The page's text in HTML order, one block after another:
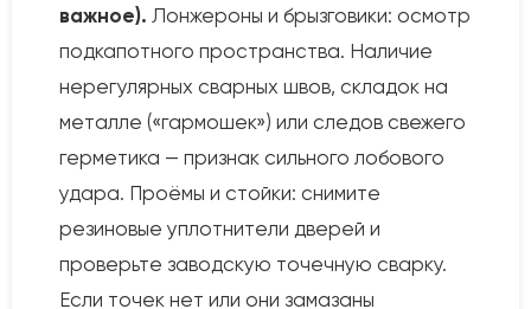
важное). Лонжероны и брызговики: осмотр
подкапотного пространства. Наличие
нерегулярных сварных швов, складок на
металле («гармошек») или следов свежего
герметика — признак сильного лобового
удара. Проёмы и стойки: снимите
резиновые уплотнители дверей и
проверьте заводскую точечную сварку.
Если точек нет или они замазаны